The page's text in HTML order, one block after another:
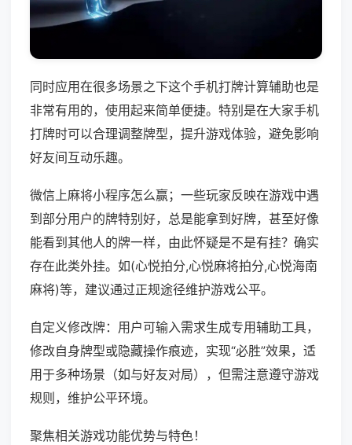
同时应用在很多场景之下这个手机打牌计算辅助也是
非常有用的，使用起来简单便捷。特别是在大家手机
打牌时可以合理调整牌型，提升游戏体验，避免影响
好友间互动乐趣。
微信上麻将小程序怎么赢；一些玩家反映在游戏中遇
到部分用户的牌特别好，总是能拿到好牌，甚至好像
能看到其他人的牌一样，由此怀疑是不是有挂？确实
存在此类外挂。如(心悦拍分,心悦麻将拍分,心悦海南
麻将)等，建议通过正规途径维护游戏公平。
自定义修改牌：用户可输入需求生成专用辅助工具，
修改自身牌型或隐藏操作痕迹，实现“必胜”效果，适
用于多种场景（如与好友对局），但需注意遵守游戏
规则，维护公平环境。
聚焦相关游戏功能优势与特色！